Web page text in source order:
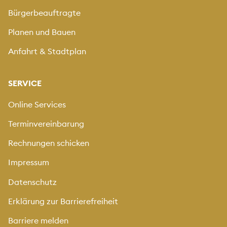
Vorschau
Laden sie Fotos mit maximal 5MB hoch.
"image/png".
Vorschau
Bürgerbeauftragte
Planen und Bauen
Anfahrt & Stadtplan
SERVICE
Online Services
Terminvereinbarung
Rechnungen schicken
Impressum
Datenschutz
Erklärung zur Barrierefreiheit
Barriere melden